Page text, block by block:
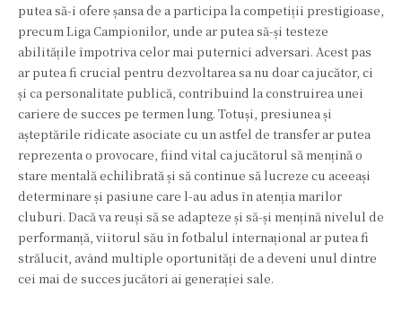
putea să-i ofere șansa de a participa la competiții prestigioase,
precum Liga Campionilor, unde ar putea să-și testeze
abilitățile împotriva celor mai puternici adversari. Acest pas
ar putea fi crucial pentru dezvoltarea sa nu doar ca jucător, ci
și ca personalitate publică, contribuind la construirea unei
cariere de succes pe termen lung. Totuși, presiunea și
așteptările ridicate asociate cu un astfel de transfer ar putea
reprezenta o provocare, fiind vital ca jucătorul să mențină o
stare mentală echilibrată și să continue să lucreze cu aceeași
determinare și pasiune care l-au adus în atenția marilor
cluburi. Dacă va reuși să se adapteze și să-și mențină nivelul de
performanță, viitorul său în fotbalul internațional ar putea fi
strălucit, având multiple oportunități de a deveni unul dintre
cei mai de succes jucători ai generației sale.